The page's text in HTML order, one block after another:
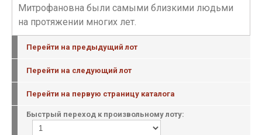
Митрофановна были самыми близкими людьми
на протяжении многих лет.
Перейти на предыдущий лот
Перейти на следующий лот
Перейти на первую страницу каталога
Быстрый переход к произвольному лоту: